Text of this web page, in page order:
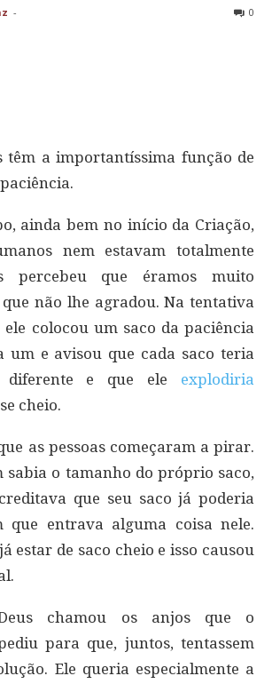
- 0
têm a importantíssima função de
ainda bem no início da Criação,
nem estavam totalmente
percebeu que éramos muito
não lhe agradou. Na tentativa
ele colocou um saco da paciência
um e avisou que cada saco teria
diferente e que ele explodiria
cheio.
as pessoas começaram a pirar.
sabia o tamanho do próprio saco,
que seu saco já poderia
que entrava alguma coisa nele.
estar de saco cheio e isso causou
Deus chamou os anjos que o
para que, juntos, tentassem
Ele queria especialmente a